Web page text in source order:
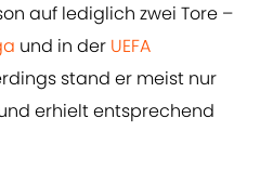
auf lediglich zwei Tore –
und in der UEFA
stand er meist nur
erhielt entsprechend